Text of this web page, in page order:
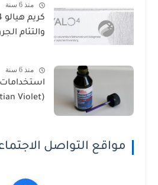
منذ 6 سنة
والتئام
منذ 6 سنة
استخدامات
(Gentian Violet)
مواقع التواصل